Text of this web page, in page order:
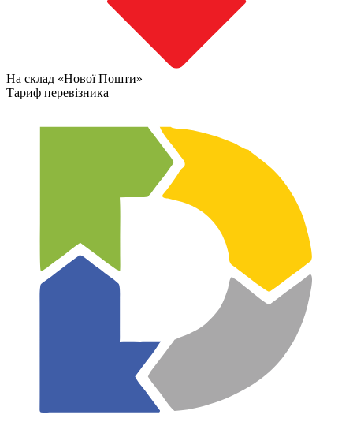
На склад «Нової Пошти»
Тариф перевізника